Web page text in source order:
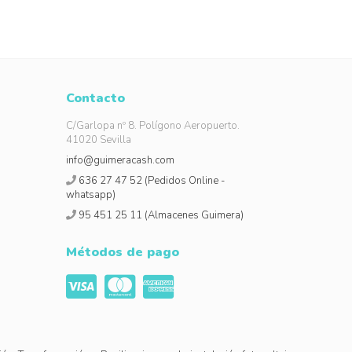
Contacto
C/Garlopa nº 8. Polígono Aeropuerto.
41020 Sevilla
info@guimeracash.com
636 27 47 52 (Pedidos Online -
whatsapp)
95 451 25 11 (Almacenes Guimera)
Métodos de pago